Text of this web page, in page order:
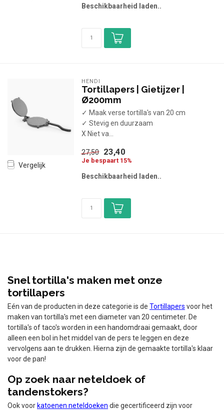
Beschikbaarheid laden..
Vergelijk
HENDI
Tortillapers | Gietijzer |
Ø200mm
✓ Maak verse tortilla's van 20 cm
✓ Stevig en duurzaam
X Niet va...
27,50 23,40
Je bespaart 15%
Beschikbaarheid laden..
Snel tortilla's maken met onze
tortillapers
Eén van de producten in deze categorie is de Tortillapers voor het
maken van tortilla's met een diameter van 20 centimeter. De
tortilla's of taco's worden in een handomdraai gemaakt, door
alleen een bol in het middel van de pers te leggen en deze
vervolgens aan te drukken. Hierna zijn de gemaakte tortilla's klaar
voor de pan!
Op zoek naar neteldoek of
tandenstokers?
Ook voor katoenen neteldoeken die gecertificeerd zijn voor